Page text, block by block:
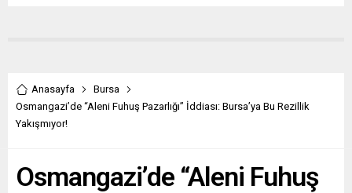
Anasayfa
Bursa
Osmangazi’de “Aleni Fuhuş Pazarlığı” İddiası: Bursa’ya Bu Rezillik
Yakışmıyor!
Osmangazi’de “Aleni Fuhuş